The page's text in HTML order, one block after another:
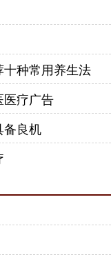
十种常用养生法
医疗广告
备良机